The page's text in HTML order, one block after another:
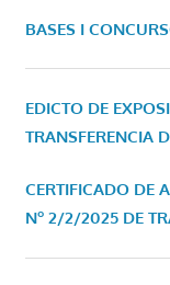
BASES I
EDICTO DE
TRANSFERENCIA
CERTIFICADO DE
Nº 2/2/2025 DE